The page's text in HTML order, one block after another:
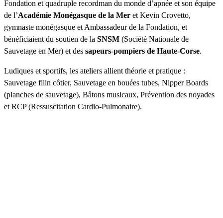
Fondation et quadruple recordman du monde d’apnée et son équipe
de l’Académie Monégasque de la Mer et Kevin Crovetto,
gymnaste monégasque et Ambassadeur de la Fondation, et
bénéficiaient du soutien de la SNSM (Société Nationale de
Sauvetage en Mer) et des sapeurs-pompiers de Haute-Corse.
Ludiques et sportifs, les ateliers allient théorie et pratique :
Sauvetage filin côtier, Sauvetage en bouées tubes, Nipper Boards
(planches de sauvetage), Bâtons musicaux, Prévention des noyades
et RCP (Ressuscitation Cardio-Pulmonaire).